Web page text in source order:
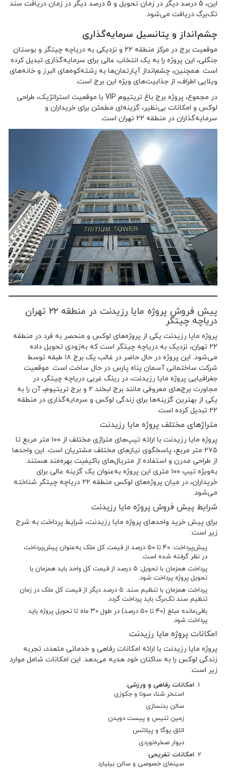
این، 5 درصد دیگر در زمان تحویل و 5 درصد دیگر در زمان دریافت سند
تک‌برگ دریافت می‌شود.
چشم‌انداز و پتانسیل سرمایه‌گذاری
موقعیت برج در مرکز منطقه 22 و نزدیکی به دریاچه چیتگر و بوستان
جنگلی، این پروژه را به یک انتخاب عالی برای سرمایه‌گذاری تبدیل کرده
است. همچنین، چشم‌انداز آپارتمان‌ها به رشته‌کوه‌های البرز و خانه‌های
ویلایی اطراف، از جذابیت‌های ویژه این برج است.
در مجموع، پروژه برج باغ تریتیوم VIP با موقعیت استراتژیک، طراحی
لوکس و امکانات بی‌نظیر، گزینه‌ای مطمئن برای خریداران و
سرمایه‌گذاران در منطقه 22 تهران است.
پیش فروش پروژه مایا رزیدنت در منطقه ۲۲ تهران
دریاچه چیتگر
پروژه مایا رزیدنت یکی از پروژه‌های لوکس و منحصر به فرد در منطقه
۲۲ تهران، نزدیک به دریاچه چیتگر است که به‌زودی تحویل داده
می‌شود. این پروژه در حال حاضر در غالب یک برج ۱۸ طبقه توسط
شرکت ساختمانی آسمان پناه پارس در حال ساخت است. موقعیت
جغرافیایی پروژه مایا رزیدنت، در رینگ غربی دریاچه چیتگر، در
مجاورت برج‌های معروفی مانند برج لبخند ۲ و برج تریتیوم، آن را به
یکی از بهترین گزینه‌ها برای زندگی لوکس و سرمایه‌گذاری در منطقه
۲۲ تبدیل کرده است.
متراژهای مختلف پروژه مایا رزیدنت
پروژه مایا رزیدنت با ارائه تیپ‌های متراژی مختلف از ۱۰۰ متر مربع تا
۲۷۵ متر مربع، پاسخگوی نیازهای مختلف مشتریان است. این واحدها
از طراحی مدرن و استفاده از متریال‌های باکیفیت بهره‌مند هستند.
به‌ویژه تیپ ۱۰۰ متری این پروژه به‌عنوان یک گزینه عالی برای
خریداران، در میان پروژه‌های لوکس منطقه ۲۲ دریاچه چیتگر شناخته
می‌شود.
شرایط پیش فروش پروژه مایا رزیدنت
برای پیش خرید واحدهای پروژه مایا رزیدنت، شرایط پرداخت به شرح
زیر است:
پیش‌پرداخت: ۴۰ تا ۵۰ درصد از قیمت کل ملک به‌عنوان پیش‌پرداخت
در نظر گرفته شده است.
پرداخت همزمان با تحویل: ۵ درصد از قیمت کل واحد باید همزمان با
تحویل پروژه پرداخت شود.
پرداخت همزمان با تنظیم سند: ۵ درصد دیگر از قیمت کل ملک در زمان
تنظیم سند تک‌برگ باید پرداخت گردد.
باقی‌مانده مبلغ (۴۰ تا ۵۰ درصد) در طول ۳۰ ماه تا تحویل پروژه باید
پرداخت شود.
امکانات پروژه مایا رزیدنت
پروژه مایا رزیدنت با ارائه امکانات رفاهی و خدماتی متعدد، تجربه
زندگی لوکس را به ساکنان خود هدیه می‌دهد. این امکانات شامل موارد
زیر است:
امکانات رفاهی و ورزشی:
استخر شنا، سونا و جکوزی
سالن بدنسازی
زمین تنیس و پیست دویدن
اتاق یوگا و پیلاتس
دیوار صخره‌نوردی
امکانات تفریحی:
سینمای خصوصی و سالن بیلیارد